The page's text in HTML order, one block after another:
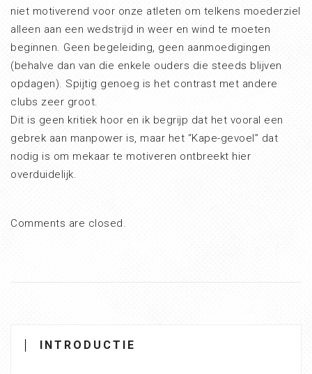
niet motiverend voor onze atleten om telkens moederziel
alleen aan een wedstrijd in weer en wind te moeten
beginnen. Geen begeleiding, geen aanmoedigingen
(behalve dan van die enkele ouders die steeds blijven
opdagen). Spijtig genoeg is het contrast met andere
clubs zeer groot.
Dit is geen kritiek hoor en ik begrijp dat het vooral een
gebrek aan manpower is, maar het “Kape-gevoel” dat
nodig is om mekaar te motiveren ontbreekt hier
overduidelijk.
Comments are closed.
INTRODUCTIE